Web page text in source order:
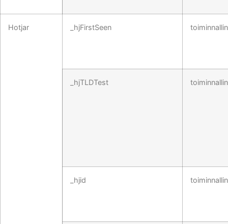
Hotjar _hjFirstSeen
_hjTLDTest
_hjid